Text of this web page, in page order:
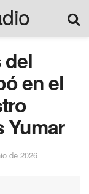
del
en el
Yumar
de 2026